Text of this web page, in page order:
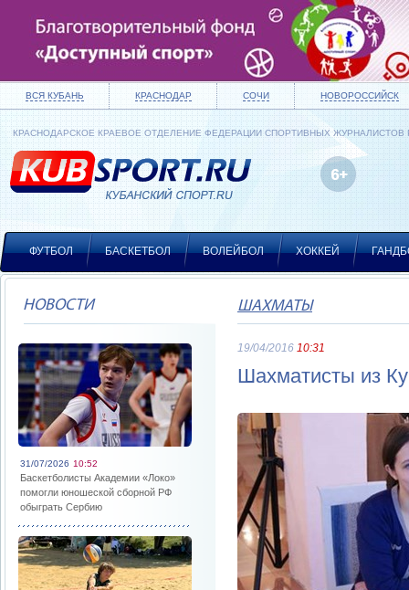
ВСЯ КУБАНЬ КРАСНОДАР СОЧИ НОВОРОССИЙСК
КРАСНОДАРСКОЕ КРАЕВОЕ ОТДЕЛЕНИЕ ФЕДЕРАЦИИ СПОРТИВНЫХ ЖУРНАЛИСТОВ
ФУТБОЛ БАСКЕТБОЛ ВОЛЕЙБОЛ ХОККЕЙ
НОВОСТИ
31/07/2026 10:52
Баскетболисты Академии «Локо»
помогли юношеской сборной РФ
обыграть Сербию
ШАХМАТЫ
19/04/2016 10:31
Шахматисты из